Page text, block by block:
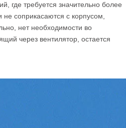
где требуется значительно более
соприкасаются с корпусом,
нет необходимости во
через вентилятор, остается